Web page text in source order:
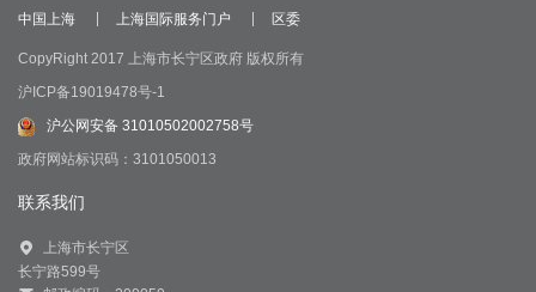
中国上海 上海国际服务门户 区委
CopyRight 2017 上海市长宁区政府 版权所有
沪ICP备19019478号-1
沪公网安备 31010502002758号
政府网站标识码：3101050013
联系我们
上海市长宁区
长宁路599号